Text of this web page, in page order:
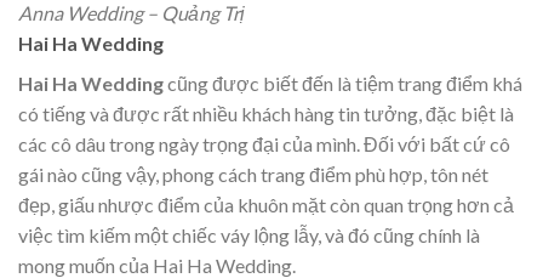
Anna Wedding – Quảng Trị
Hai Ha Wedding
Hai Ha Weddingcũng được biết đến là tiệm trang điểm khá
có tiếng và được rất nhiều khách hàng tin tưởng, đặc biệt là
các cô dâu trong ngày trọng đại của mình. Đối với bất cứ cô
gái nào cũng vậy, phong cách trang điểm phù hợp, tôn nét
đẹp, giấu nhược điểm của khuôn mặt còn quan trọng hơn cả
việc tìm kiếm một chiếc váy lộng lẫy, và đó cũng chính là
mong muốn của Hai Ha Wedding.